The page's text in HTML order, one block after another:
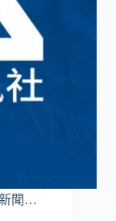
聞…